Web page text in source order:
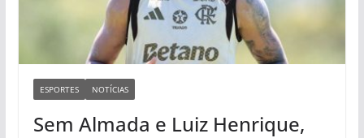
ESPORTES NOTÍCIAS
Sem Almada e Luiz Henrique,